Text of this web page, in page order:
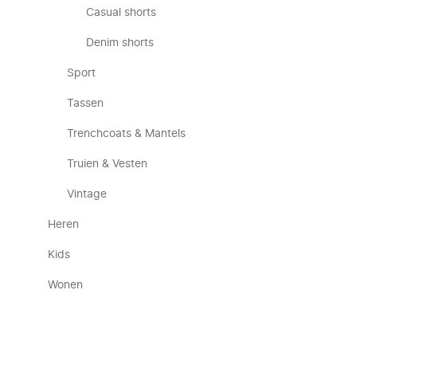
Casual shorts
Denim shorts
Sport
Tassen
Trenchcoats & Mantels
Truien & Vesten
Vintage
Heren
Kids
Wonen